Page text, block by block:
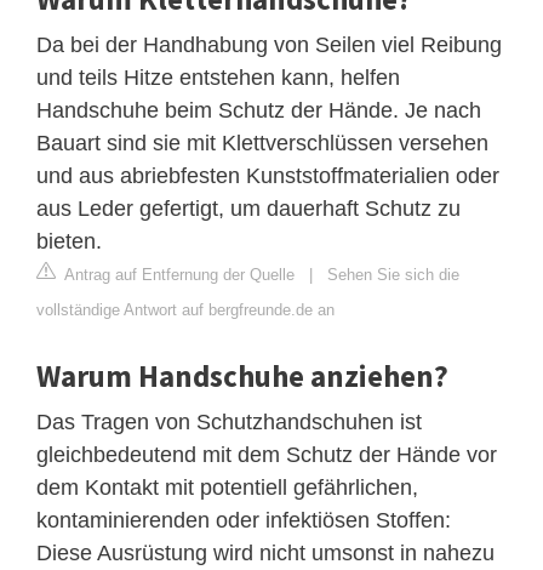
Da bei der Handhabung von Seilen viel Reibung
und teils Hitze entstehen kann, helfen
Handschuhe beim Schutz der Hände. Je nach
Bauart sind sie mit Klettverschlüssen versehen
und aus abriebfesten Kunststoffmaterialien oder
aus Leder gefertigt, um dauerhaft Schutz zu
bieten.
Antrag auf Entfernung der Quelle | Sehen Sie sich die
vollständige Antwort auf bergfreunde.de an
Warum Handschuhe anziehen?
Das Tragen von Schutzhandschuhen ist
gleichbedeutend mit dem Schutz der Hände vor
dem Kontakt mit potentiell gefährlichen,
kontaminierenden oder infektiösen Stoffen:
Diese Ausrüstung wird nicht umsonst in nahezu